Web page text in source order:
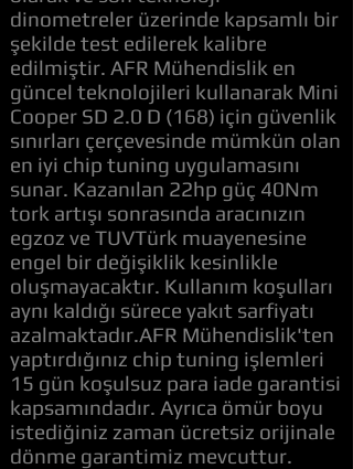
dinometreler üzerinde kapsamlı bir
şekilde test edilerek kalibre
edilmiştir. AFR Mühendislik en
güncel teknolojileri kullanarak Mini
Cooper SD 2.0 D (168) için güvenlik
sınırları çerçevesinde mümkün olan
en iyi chip tuning uygulamasını
sunar. Kazanılan 22hp güç 40Nm
tork artışı sonrasında aracınızın
egzoz ve TUVTürk muayenesine
engel bir değişiklik kesinlikle
oluşmayacaktır. Kullanım koşulları
aynı kaldığı sürece yakıt sarfiyatı
azalmaktadır.AFR Mühendislik'ten
yaptırdığınız chip tuning işlemleri
15 gün koşulsuz para iade garantisi
kapsamındadır. Ayrıca ömür boyu
istediğiniz zaman ücretsiz orijinale
dönme garantimiz mevcuttur.